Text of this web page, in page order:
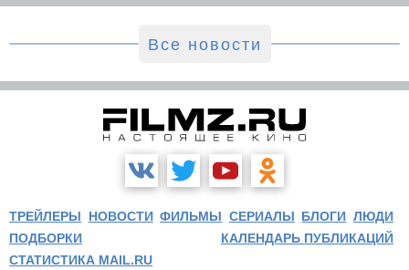
Все новости
ТРЕЙЛЕРЫ НОВОСТИ ФИЛЬМЫ СЕРИАЛЫ БЛОГИ ЛЮДИ
ПОДБОРКИ
КАЛЕНДАРЬ ПУБЛИКАЦИЙ
СТАТИСТИКА MAIL.RU